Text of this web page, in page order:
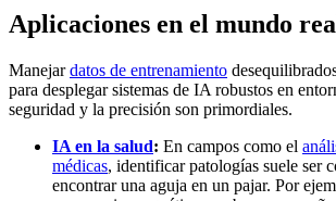
Aplicaciones en el mundo
Manejardatos de entrenamiento
para desplegar sistemas de IA robustos en
seguridad y la precisión son primordiales.
IA en la salud: En campos como el
médicas, identificar patologías suele ser
encontrar una aguja en un pajar. Por